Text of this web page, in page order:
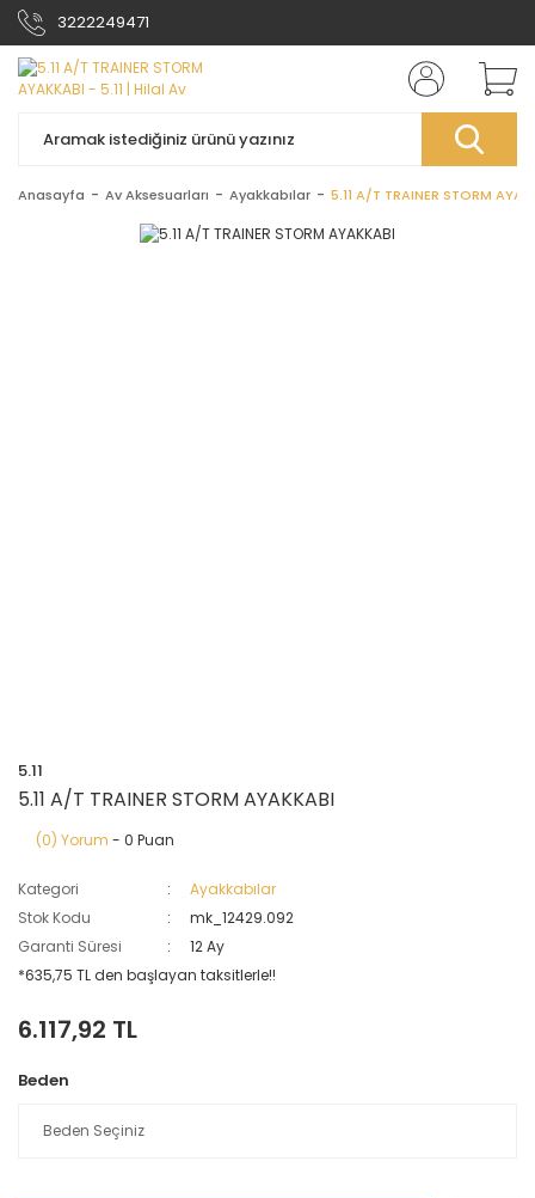
3222249471
Anasayfa Av Aksesuarları Ayakkabılar 5.11 A/T TRAINER STORM
5.11
5.11 A/T TRAINER STORM AYAKKABI
(0) Yorum - 0 Puan
Kategori
Ayakkabılar
Stok Kodu
mk_12429.092
Garanti Süresi
12 Ay
*635,75 TL den başlayan taksitlerle!!
6.117,92 TL
Beden